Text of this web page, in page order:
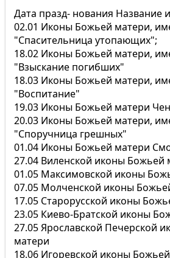
Дата празд- нования Название
02.01 Иконы Божьей матери,
"Спасительница утопающих";
18.02 Иконы Божьей матери,
"Взыскание погибших"
18.03 Иконы Божьей матери,
"Воспитание"
19.03 Иконы Божьей матери
20.03 Иконы Божьей матери,
"Споручница грешных"
01.04 Иконы Божьей матери
27.04 Виленской иконы Божьей
01.05 Максимовской иконы
07.05 Молченской иконы
17.05 Старорусской иконы
23.05 Киево-Братской иконы
27.05 Ярославской Печерской
матери
18.06 Игоревской иконы